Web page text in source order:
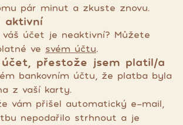
pár minut a zkuste znovu.
aktivní
účet je neaktivní? Můžete
ve svém účtu.
účet, přestože jsem platil/a
bankovním účtu, že platba byla
z vaší karty.
vám přišel automatický e-mail,
nepodařilo strhnout a je